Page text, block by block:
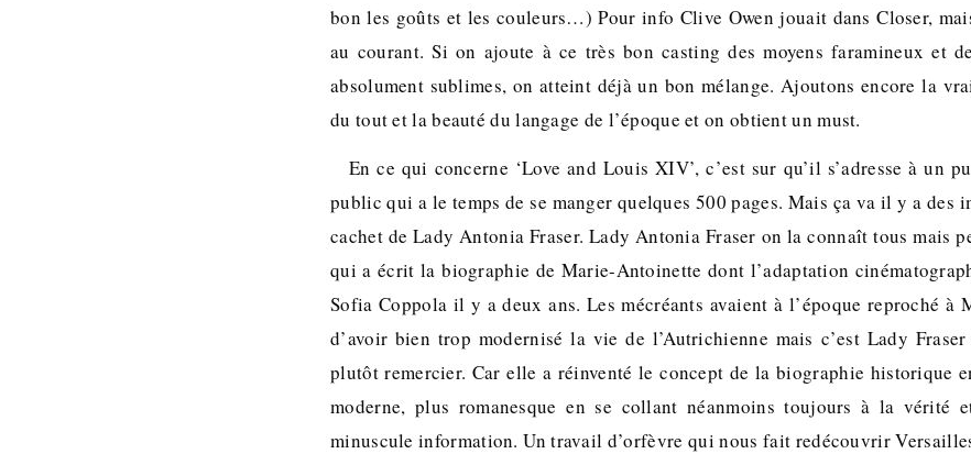
bon les goûts et les couleurs…) Pour info Clive Owen jouait dans Closer,
au courant. Si on ajoute à ce très bon casting des moyens faramineux et
absolument sublimes, on atteint déjà un bon mélange. Ajoutons encore la
du tout et la beauté du langage de l’époque et on obtient un must.
En ce qui concerne ‘Love and Louis XIV’, c’est sur qu’il s’adresse à un
public qui a le temps de se manger quelques 500 pages. Mais ça va il y a des
cachet de Lady Antonia Fraser. Lady Antonia Fraser on la connaît tous mais
qui a écrit la biographie de Marie-Antoinette dont l’adaptation
Sofia Coppola il y a deux ans. Les mécréants avaient à l’époque reproché à
d’avoir bien trop modernisé la vie de l’Autrichienne mais c’est Lady
plutôt remercier. Car elle a réinventé le concept de la biographie historique
moderne, plus romanesque en se collant néanmoins toujours à la vérité
minuscule information. Un travail d’orfèvre qui nous fait redécouvrir